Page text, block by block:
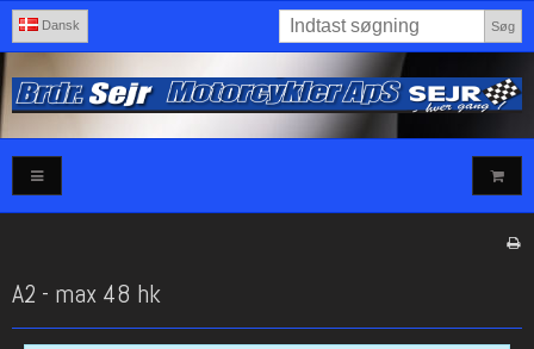
Dansk Søg
A2 - max 48 hk